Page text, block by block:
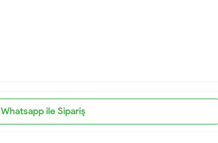
Whatsapp ile Sipariş